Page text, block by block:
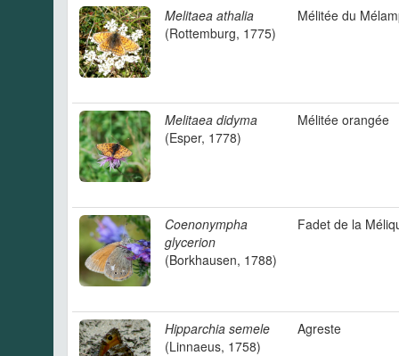
Melitaea athalia
(Rottemburg, 1775)
Mélitée du
Melitaea didyma
(Esper, 1778)
Mélitée orangée
Coenonympha
glycerion
(Borkhausen, 1788)
Fadet de la
Hipparchia semele
(Linnaeus, 1758)
Agreste